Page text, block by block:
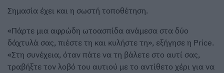
Σημασία έχει και η σωστή τοποθέτηση.
«Πάρτε μια αφρώδη ωτοασπίδα ανάμεσα στα δύο
δάχτυλά σας, πιέστε τη και κυλήστε τη», εξήγησε η Price.
«Στη συνέχεια, όταν πάτε να τη βάλετε στο αυτί σας,
τραβήξτε τον λοβό του αυτιού με το αντίθετο χέρι για να